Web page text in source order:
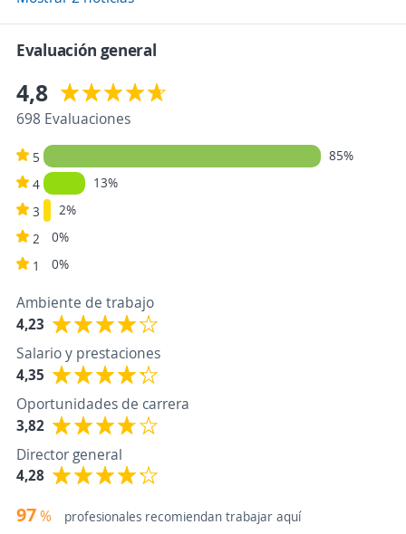
Evaluación general
4,8
698 Evaluaciones
5
85%
4
13%
3
2%
2
0%
1
0%
Ambiente de trabajo
4,23
Salario y prestaciones
4,35
Oportunidades de carrera
3,82
Director general
4,28
97% profesionales recomiendan trabajar aquí